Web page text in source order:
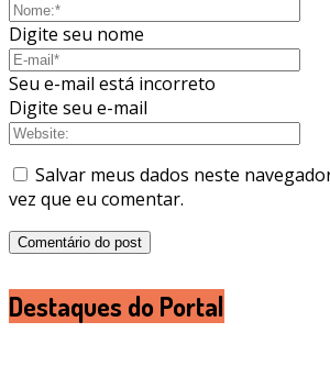
Digite seu nome
Seu e-mail está incorreto
Digite seu e-mail
Salvar meus dados neste
vez que eu comentar.
Destaques do Portal